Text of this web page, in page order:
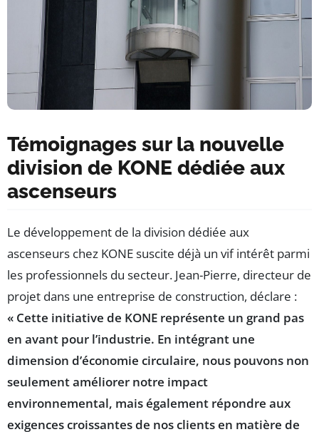
Témoignages sur la nouvelle
division de KONE dédiée aux
ascenseurs
Le développement de la division dédiée aux
ascenseurs chez KONE suscite déjà un vif intérêt parmi
les professionnels du secteur. Jean-Pierre, directeur de
projet dans une entreprise de construction, déclare :
« Cette initiative de KONE représente un grand pas
en avant pour l’industrie. En intégrant une
dimension d’économie circulaire, nous pouvons non
seulement améliorer notre impact
environnemental, mais également répondre aux
exigences croissantes de nos clients en matière de